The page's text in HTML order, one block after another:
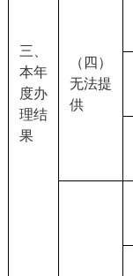
三、
本年
度办
理结
果
（四）
无法提
供